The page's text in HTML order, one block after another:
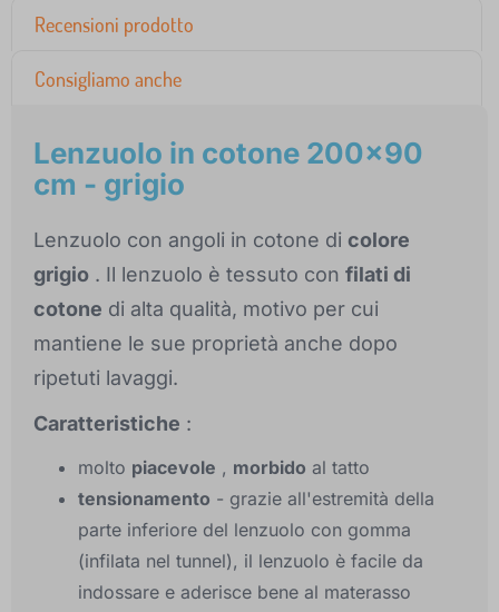
Recensioni prodotto
Consigliamo anche
Lenzuolo in cotone 200x90
cm - grigio
Lenzuolo con angoli in cotone di colore
grigio . Il lenzuolo è tessuto con filati di
cotone di alta qualità, motivo per cui
mantiene le sue proprietà anche dopo
ripetuti lavaggi.
Caratteristiche :
molto piacevole , morbido al tatto
tensionamento - grazie all'estremità della
parte inferiore del lenzuolo con gomma
(infilata nel tunnel), il lenzuolo è facile da
indossare e aderisce bene al materasso